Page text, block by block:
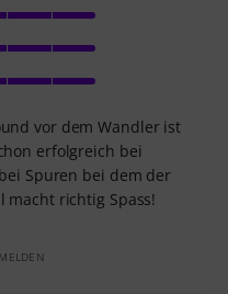
vor dem Wandler ist
erfolgreich bei
Spuren bei dem der
macht richtig Spass!